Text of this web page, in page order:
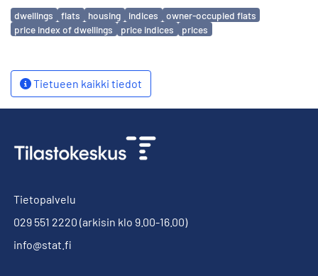
Avainsanat
dwellings flats housing indices
owner-occupied flats
price index of dwellings
price indices prices
Tietueen kaikki tiedot
Tietopalvelu
029 551 2220 (arkisin klo 9.00-16.00)
info@stat.fi